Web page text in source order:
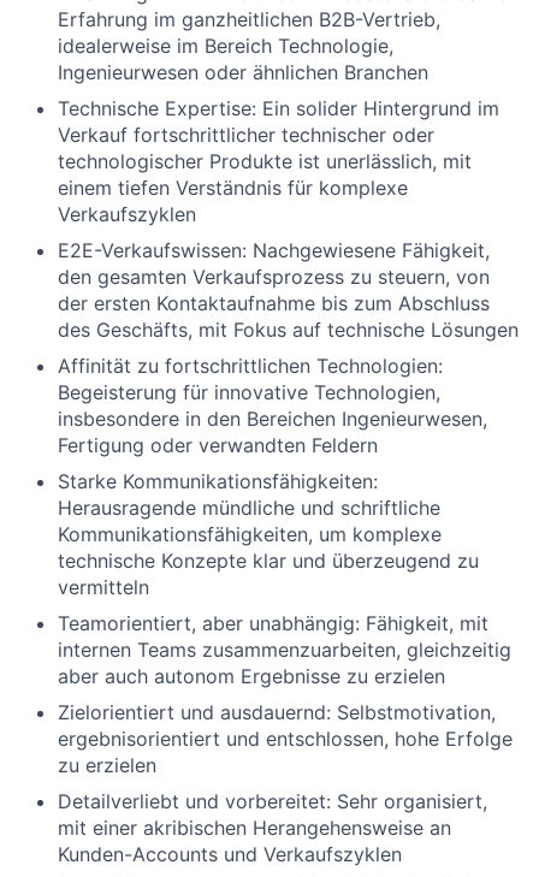
Erfahrung im ganzheitlichen B2B-Vertrieb,
idealerweise im Bereich Technologie,
Ingenieurwesen oder ähnlichen Branchen
Technische Expertise: Ein solider Hintergrund im
Verkauf fortschrittlicher technischer oder
technologischer Produkte ist unerlässlich, mit
einem tiefen Verständnis für komplexe
Verkaufszyklen
E2E-Verkaufswissen: Nachgewiesene Fähigkeit,
den gesamten Verkaufsprozess zu steuern, von
der ersten Kontaktaufnahme bis zum Abschluss
des Geschäfts, mit Fokus auf technische Lösungen
Affinität zu fortschrittlichen Technologien:
Begeisterung für innovative Technologien,
insbesondere in den Bereichen Ingenieurwesen,
Fertigung oder verwandten Feldern
Starke Kommunikationsfähigkeiten:
Herausragende mündliche und schriftliche
Kommunikationsfähigkeiten, um komplexe
technische Konzepte klar und überzeugend zu
vermitteln
Teamorientiert, aber unabhängig: Fähigkeit, mit
internen Teams zusammenzuarbeiten, gleichzeitig
aber auch autonom Ergebnisse zu erzielen
Zielorientiert und ausdauernd: Selbstmotivation,
ergebnisorientiert und entschlossen, hohe Erfolge
zu erzielen
Detailverliebt und vorbereitet: Sehr organisiert,
mit einer akribischen Herangehensweise an
Kunden-Accounts und Verkaufszyklen